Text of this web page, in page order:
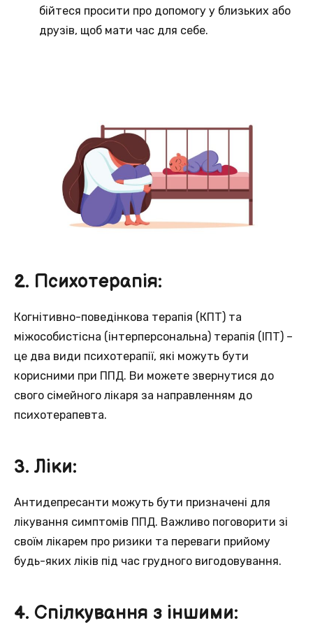
бійтеся просити про допомогу у близьких або
друзів, щоб мати час для себе.
2. Психотерапія:
Когнітивно-поведінкова терапія (КПТ) та
міжособистісна (інтерперсональна) терапія (ІПТ) –
це два види психотерапії, які можуть бути
корисними при ППД. Ви можете звернутися до
свого сімейного лікаря за направленням до
психотерапевта.
3. Ліки:
Антидепресанти можуть бути призначені для
лікування симптомів ППД. Важливо поговорити зі
своїм лікарем про ризики та переваги прийому
будь-яких ліків під час грудного вигодовування.
4. Спілкування з іншими: